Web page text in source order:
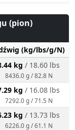
(pion)
(kg/lbs/g/N)
kg / 18.60 lbs
8436.0 g / 82.8 N
kg / 16.08 lbs
7292.0 g / 71.5 N
kg / 13.73 lbs
6226.0 g / 61.1 N